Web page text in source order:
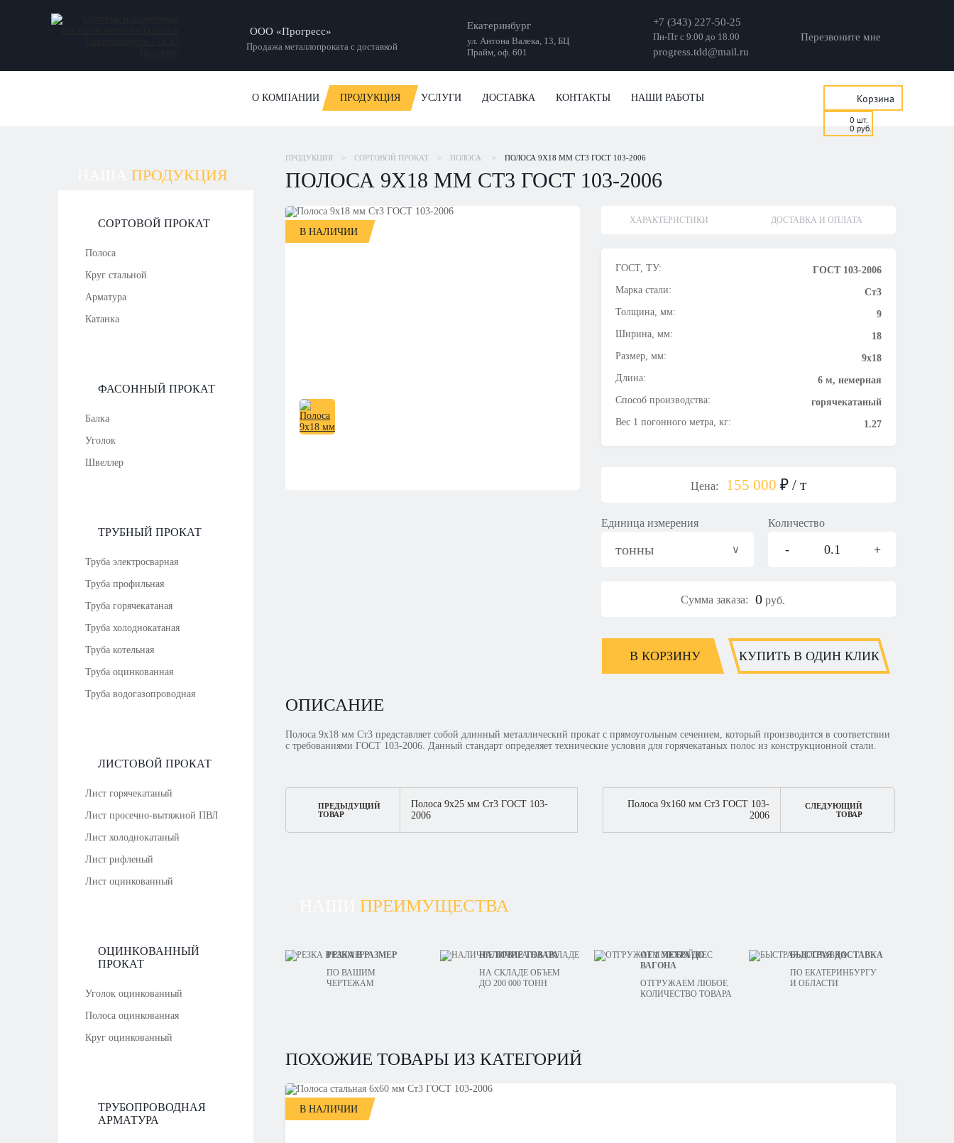
ООО «Прогресс»
Продажа металлопроката с доставкой
Екатеринбург
ул. Антона Валека, 13, БЦ
Прайм, оф. 601
+7 (343) 227-50-25
Пн-Пт с 9.00 до 18.00
progress.tdd@mail.ru
Перезвоните мне
О КОМПАНИИ ПРОДУКЦИЯ УСЛУГИ ДОСТАВКА КОНТАКТЫ НАШИ РАБОТЫ Корзина
0 шт.
0 руб.
ПРОДУКЦИЯ
СОРТОВОЙ ПРОКАТ
Полоса
Круг стальной
Арматура
Катанка
ФАСОННЫЙ ПРОКАТ
Балка
Уголок
Швеллер
ТРУБНЫЙ ПРОКАТ
Труба электросварная
Труба профильная
Труба горячекатаная
Труба холоднокатаная
Труба котельная
Труба оцинкованная
Труба водогазопроводная
ЛИСТОВОЙ ПРОКАТ
Лист горячекатаный
Лист просечно-вытяжной ПВЛ
Лист холоднокатаный
Лист рифленый
Лист оцинкованный
ОЦИНКОВАННЫЙ
ПРОКАТ
Уголок оцинкованный
Полоса оцинкованная
Круг оцинкованный
ТРУБОПРОВОДНАЯ
АРМАТУРА
ПРОДУКЦИЯ > СОРТОВОЙ ПРОКАТ > ПОЛОСА > ПОЛОСА 9Х18 ММ СТ3 ГОСТ 103-2006
ПОЛОСА 9Х18 ММ СТ3 ГОСТ 103-2006
В НАЛИЧИИ
ХАРАКТЕРИСТИКИ ДОСТАВКА И ОПЛАТА
ГОСТ, ТУ:
ГОСТ 103-2006
Марка стали:
Ст3
Толщина, мм:
9
Ширина, мм:
18
Размер, мм:
9х18
Длина:
6 м, немерная
Способ производства:
горячекатаный
Вес 1 погонного метра, кг:
1.27
Цена: 155 000 ₽ / т
Единица измерения
тонны
Количество
- 0.1 +
Сумма заказа: 0 руб.
В КОРЗИНУ КУПИТЬ В ОДИН КЛИК
ОПИСАНИЕ
Полоса 9х18 мм Ст3 представляет собой длинный металлический прокат с прямоугольным сечением, который производится в соответствии
с требованиями ГОСТ 103-2006. Данный стандарт определяет технические условия для горячекатаных полос из конструкционной стали.
ПРЕДЫДУЩИЙ
ТОВАР
Полоса 9х25 мм Ст3 ГОСТ 103-
2006
Полоса 9х160 мм Ст3 ГОСТ 103-
2006
СЛЕДУЮЩИЙ
ТОВАР
ПРЕИМУЩЕСТВА
РЕЗКА В РАЗМЕР
ПО ВАШИМ
ЧЕРТЕЖАМ
НАЛИЧИЕ ТОВАРА
НА СКЛАДЕ ОБЪЕМ
ДО 200 000 ТОНН
ОТ 1 МЕТРА ДО
ВАГОНА
ОТГРУЖАЕМ ЛЮБОЕ
КОЛИЧЕСТВО ТОВАРА
БЫСТРАЯ ДОСТАВКА
ПО ЕКАТЕРИНБУРГУ
И ОБЛАСТИ
ПОХОЖИЕ ТОВАРЫ ИЗ КАТЕГОРИЙ
В НАЛИЧИИ